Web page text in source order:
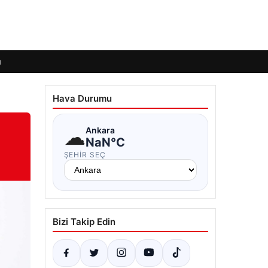
Hava Durumu
☁Ankara
NaN°C
ŞEHIR SEÇ
Bizi Takip Edin